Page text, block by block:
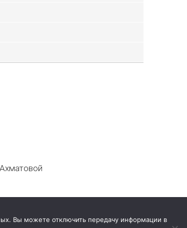
Вы можете отключить передачу информации в